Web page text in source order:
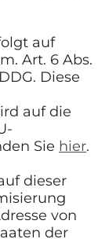
auf
Art. 6 Abs.
Diese
auf die
Sie hier.
dieser
von
der